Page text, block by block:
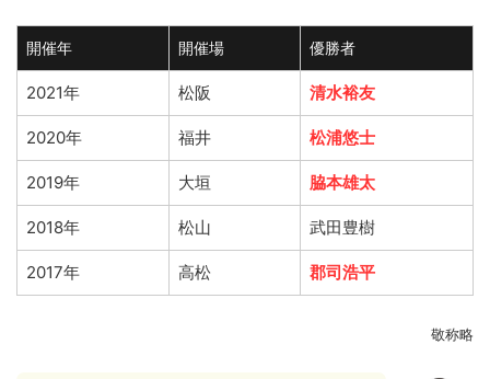
開催年 開催場 優勝者
2021年 松阪 清水裕友
2020年 福井 松浦悠士
2019年 大垣 脇本雄太
2018年 松山 武田豊樹
2017年 高松 郡司浩平
敬称略